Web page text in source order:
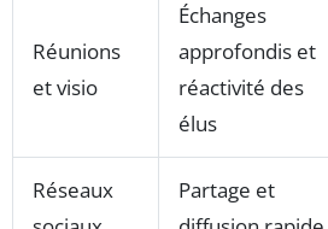
Réunions
et visio
Échanges
approfondis et
réactivité des
élus
Réseaux
Partage et